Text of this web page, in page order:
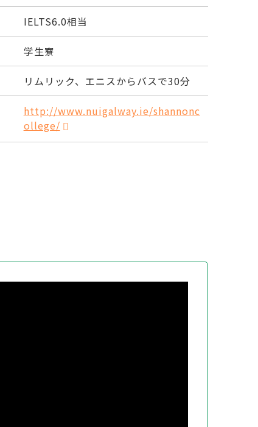
IELTS6.0相当
学生寮
リムリック、エニスからバスで30分
http://www.nuigalway.ie/shannonc
ollege/